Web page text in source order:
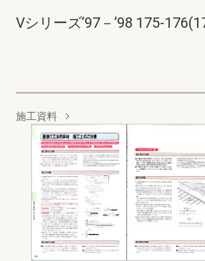
Vシリーズ’97－’98 175-
施工資料